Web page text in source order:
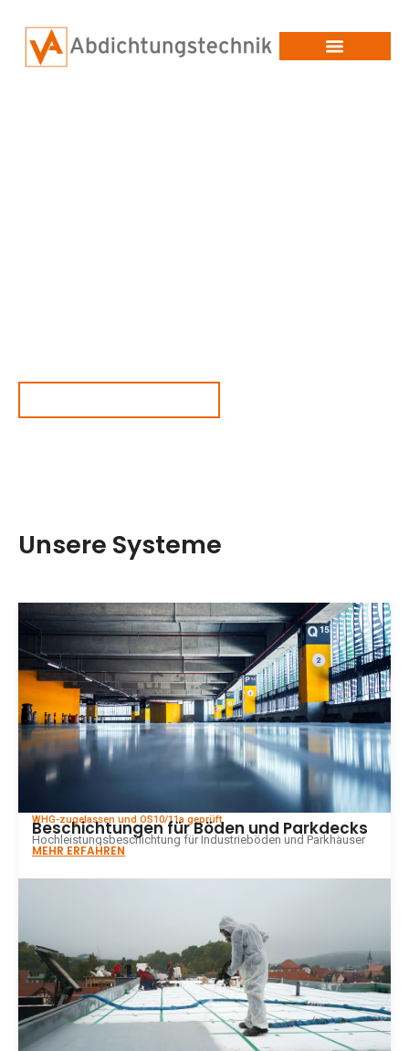
Unsere Systeme
WHG-zugelassen und OS10/11a geprüft
Beschichtungen für Böden und Parkdecks
Hochleistungsbeschichtung für Industrieböden und Parkhäuser
MEHR ERFAHREN